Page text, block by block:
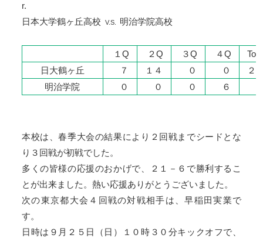
r.
日本大学鶴ヶ丘高校
V.S. 明治学院高校
１Q ２Q ３Q ４Q
日大鶴ヶ丘
７ １４ ０ ０
２
明治学院
０ ０ ０ ６
本校は、春季大会の結果により２回戦までシードとな
り３回戦が初戦でした。
多くの皆様の応援のおかげで、２１－６で勝利するこ
とが出来ました。熱い応援ありがとうございました。
次の東京都大会４回戦の対戦相手は、早稲田実業で
す。
日時は９月２５日（日）１０時３０分キックオフで、